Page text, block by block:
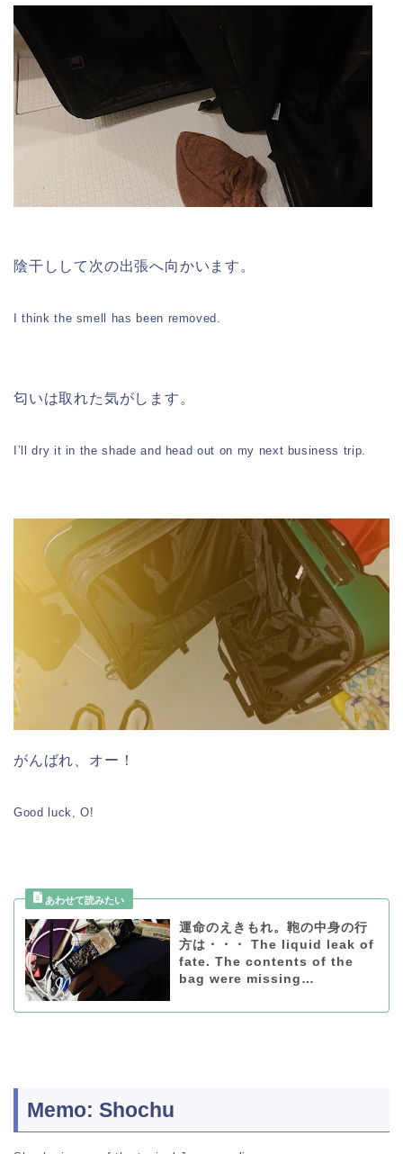
陰干しして次の出張へ向かいます。
I think the smell has been removed.
匂いは取れた気がします。
I’ll dry it in the shade and head out on my next business trip.
がんばれ、オー！
Good luck, O!
運命のえきもれ。鞄の中身の行
方は・・・ The liquid leak of
fate. The contents of the
bag were missing…
Memo: Shochu